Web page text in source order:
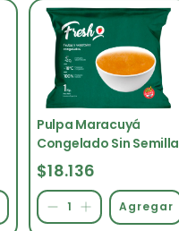
Pulpa Maracuyá
Congelado Sin Semilla
$18.136
Agregar